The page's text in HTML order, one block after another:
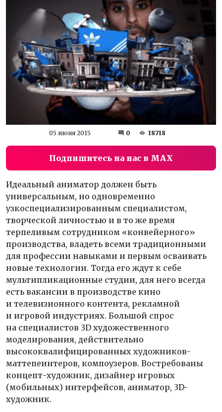
05 июня 2015 0 18718
Подпишитесь на нас в MAX
Идеальный аниматор должен быть
универсальным, но одновременно
узкоспециализированным специалистом,
творческой личностью и в то же время
терпеливым сотрудником «конвейерного»
производства, владеть всеми традиционными
для профессии навыками и первым осваивать
новые технологии. Тогда его ждут к себе
мультипликационные студии, для него всегда
есть вакансии в производстве кино
и телевизионного контента, рекламной
и игровой индустриях. Большой спрос
на специалистов 3D художественного
моделирования, действительно
высококвалифицированных художников-
маттепеинтеров, компоузеров. Востребованы
концепт-художник, дизайнер игровых
(мобильных) интерфейсов, аниматор, 3D-
художник.